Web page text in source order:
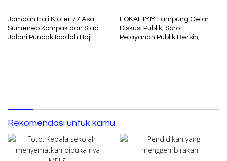
Jamaah Haji Kloter 77 Asal
Sumenep Kompak dan Siap
Jalani Puncak Ibadah Haji
FOKAL IMM Lampung Gelar
Diskusi Publik, Soroti
Pelayanan Publik Bersih,
Rekomendasi untuk kamu